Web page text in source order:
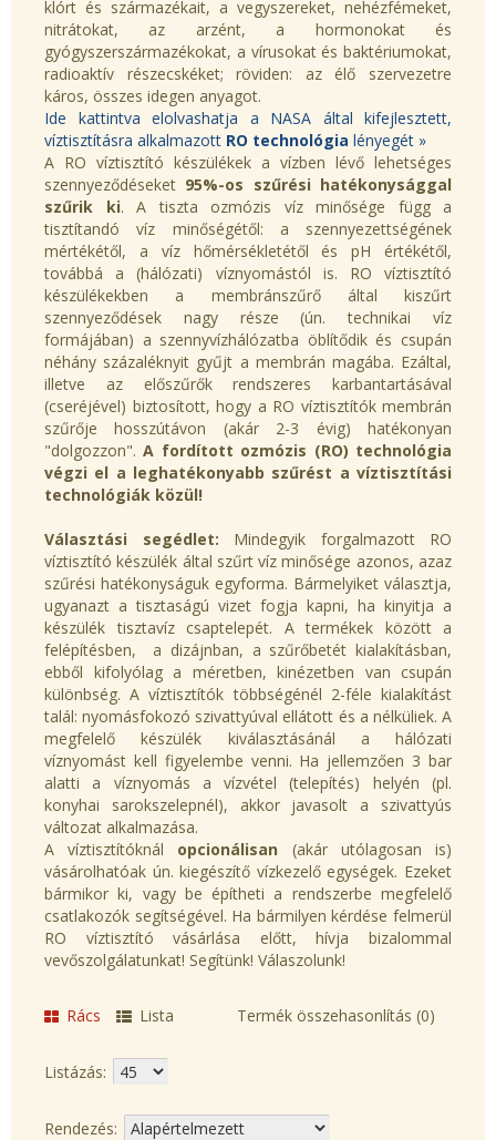
klórt és származékait, a vegyszereket, nehézfémeket,
nitrátokat, az arzént, a hormonokat és
gyógyszerszármazékokat, a vírusokat és baktériumokat,
radioaktív részecskéket; röviden: az élő szervezetre
káros, összes idegen anyagot.
Ide kattintva elolvashatja a NASA által kifejlesztett,
víztisztításra alkalmazott RO technológia lényegét »
A RO víztisztító készülékek a vízben lévő lehetséges
szennyeződéseket 95%-os szűrési hatékonysággal
szűrik ki. A tiszta ozmózis víz minősége függ a
tisztítandó víz minőségétől: a szennyezettségének
mértékétől, a víz hőmérsékletétől és pH értékétől,
továbbá a (hálózati) víznyomástól is. RO víztisztító
készülékekben a membránszűrő által kiszűrt
szennyeződések nagy része (ún. technikai víz
formájában) a szennyvízhálózatba öblítődik és csupán
néhány százaléknyit gyűjt a membrán magába. Ezáltal,
illetve az előszűrők rendszeres karbantartásával
(cseréjével) biztosított, hogy a RO víztisztítók membrán
szűrője hosszútávon (akár 2-3 évig) hatékonyan
"dolgozzon".A fordított ozmózis (RO) technológia
végzi el a leghatékonyabb szűrést a víztisztítási
technológiák közül!
Választási segédlet: Mindegyik forgalmazott RO
víztisztító készülék által szűrt víz minősége azonos, azaz
szűrési hatékonyságuk egyforma. Bármelyiket választja,
ugyanazt a tisztaságú vizet fogja kapni, ha kinyitja a
készülék tisztavíz csaptelepét. A termékek között a
felépítésben, a dizájnban, a szűrőbetét kialakításban,
ebből kifolyólag a méretben, kinézetben van csupán
különbség. A víztisztítók többségénél 2-féle kialakítást
talál: nyomásfokozó szivattyúval ellátott és a nélküliek. A
megfelelő készülék kiválasztásánál a hálózati
víznyomást kell figyelembe venni. Ha jellemzően 3 bar
alatti a víznyomás a vízvétel (telepítés) helyén (pl.
konyhai sarokszelepnél), akkor javasolt a szivattyús
változat alkalmazása.
A víztisztítóknál opcionálisan (akár utólagosan is)
vásárolhatóak ún. kiegészítő vízkezelő egységek. Ezeket
bármikor ki, vagy be építheti a rendszerbe megfelelő
csatlakozók segítségével. Ha bármilyen kérdése felmerül
RO víztisztító vásárlása előtt, hívja bizalommal
vevőszolgálatunkat! Segítünk! Válaszolunk!
Rács Lista Termék összehasonlítás (0)
Listázás:
Rendezés: